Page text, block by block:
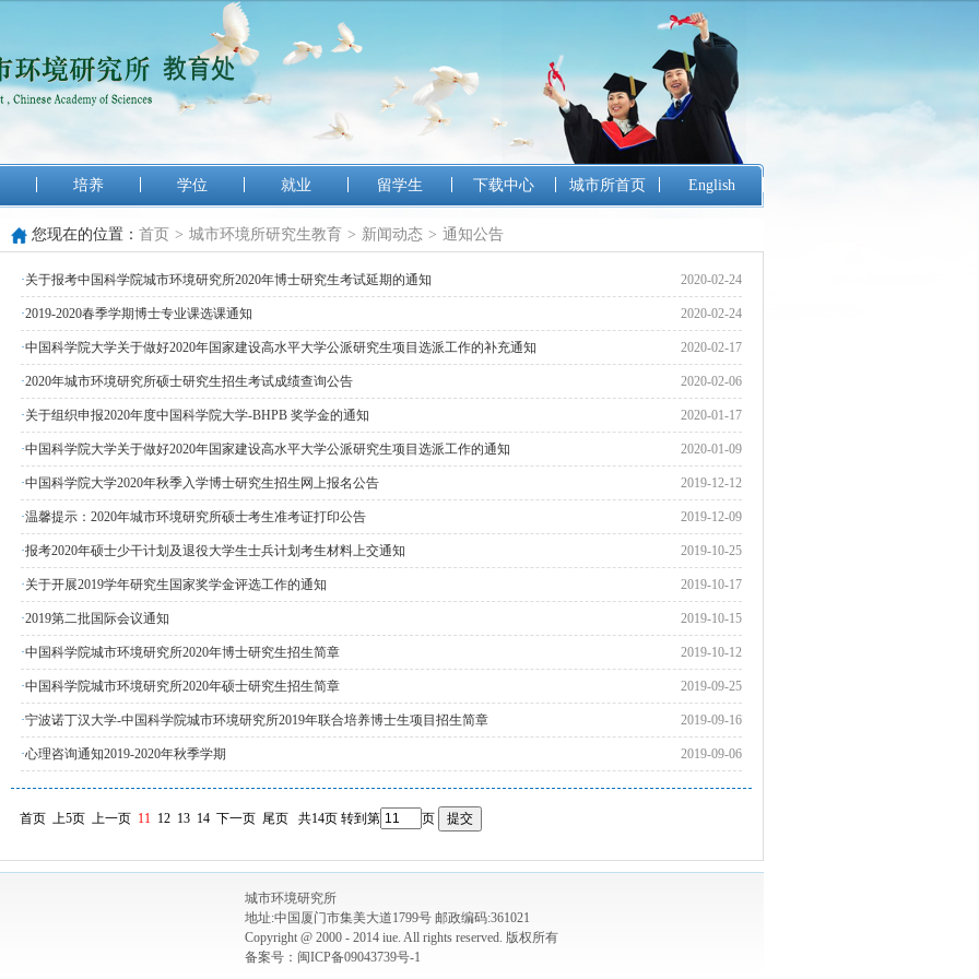
培养 学位 就业 留学生 下载中心 城市所首页 English
您现在的位置： 首页 > 城市环境所研究生教育 > 新闻动态 > 通知公告
2020-02-24
·关于报考中国科学院城市环境研究所2020年博士研究生考试延期的通知
2020-02-24
·2019-2020春季学期博士专业课选课通知
2020-02-17
·中国科学院大学关于做好2020年国家建设高水平大学公派研究生项目选派工作的补充通知
2020-02-06
·2020年城市环境研究所硕士研究生招生考试成绩查询公告
2020-01-17
·关于组织申报2020年度中国科学院大学-BHPB 奖学金的通知
2020-01-09
·中国科学院大学关于做好2020年国家建设高水平大学公派研究生项目选派工作的通知
2019-12-12
·中国科学院大学2020年秋季入学博士研究生招生网上报名公告
2019-12-09
·温馨提示：2020年城市环境研究所硕士考生准考证打印公告
2019-10-25
·报考2020年硕士少干计划及退役大学生士兵计划考生材料上交通知
2019-10-17
·关于开展2019学年研究生国家奖学金评选工作的通知
2019-10-15
·2019第二批国际会议通知
2019-10-12
·中国科学院城市环境研究所2020年博士研究生招生简章
2019-09-25
·中国科学院城市环境研究所2020年硕士研究生招生简章
2019-09-16
·宁波诺丁汉大学-中国科学院城市环境研究所2019年联合培养博士生项目招生简章
2019-09-06
·心理咨询通知2019-2020年秋季学期
首页 上5页 上一页 11 12 13 14 下一页 尾页 共14页 转到第 页
城市环境研究所
地址:中国厦门市集美大道1799号 邮政编码:361021
Copyright @ 2000 - 2014 iue. All rights reserved. 版权所有
备案号：闽ICP备09043739号-1